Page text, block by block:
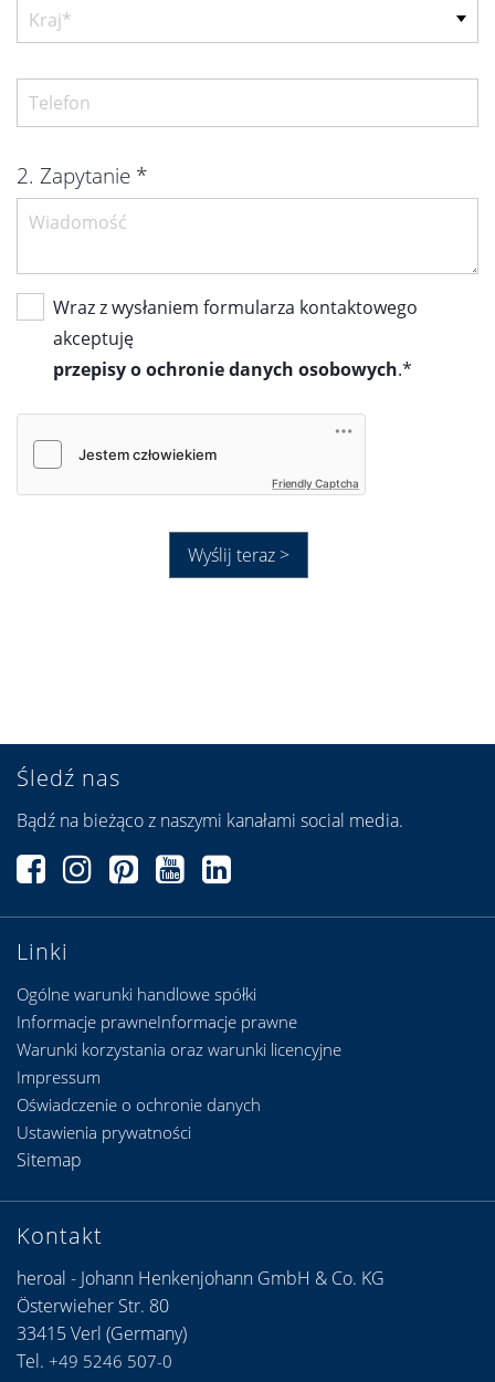
2. Zapytanie *
Wraz z wysłaniem formularza kontaktowego
akceptuję
przepisy o ochronie danych osobowych.*
Friendly Captcha
Wyślij teraz >
Linki
Ogólne warunki handlowe spółki
Informacje prawneInformacje prawne
Warunki korzystania oraz warunki licencyjne
Śledź nas
Bądź na bieżąco z naszymi kanałami social media.
Kontakt
heroal - Johann Henkenjohann GmbH & Co. KG
Österwieher Str. 80
33415 Verl (Germany)
Tel. +49 5246 507-0
Impressum
Oświadczenie o ochronie danych
Ustawienia prywatności
Sitemap